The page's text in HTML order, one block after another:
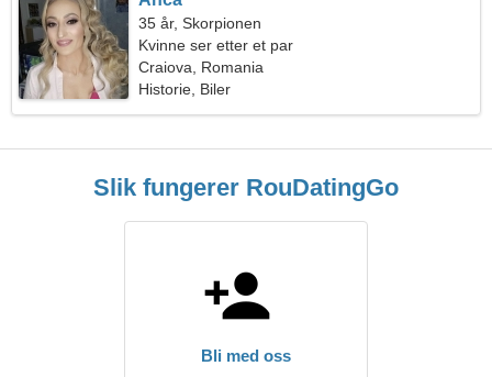
35 år, Skorpionen
Kvinne ser etter et par
Craiova, Romania
Historie, Biler
Slik fungerer RouDatingGo
Bli med oss